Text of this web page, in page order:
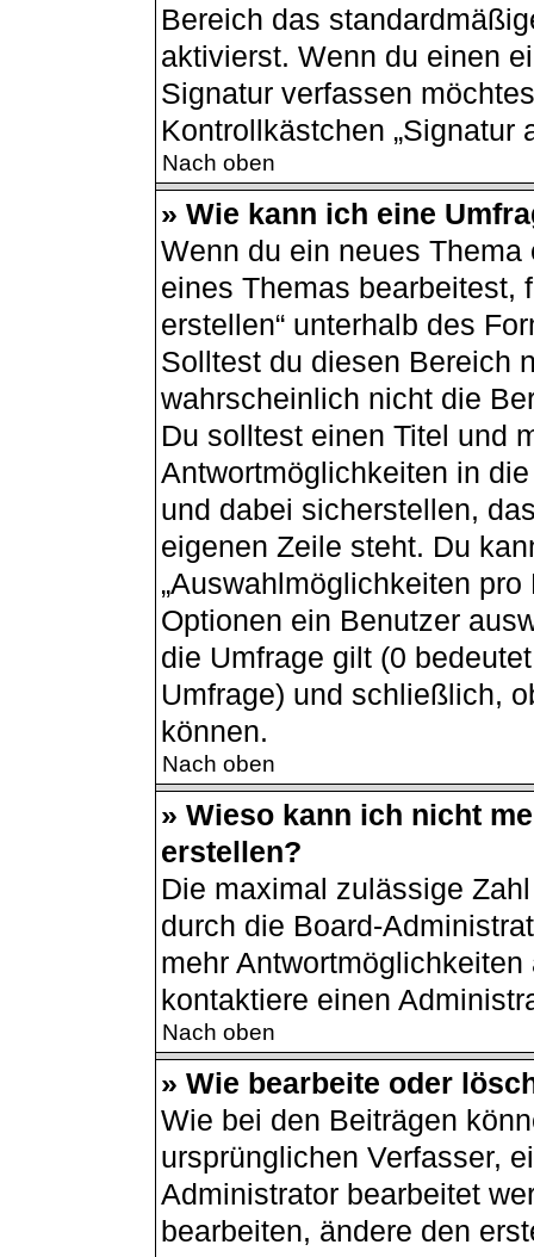
Bereich das
aktivierst. Wenn du einen
Signatur verfassen
Kontrollkästchen „Signatur
Nach oben
» Wie kann ich eine
Wenn du ein neues
eines Themas bearbeitest,
erstellen“ unterhalb des
Solltest du diesen Bereich
wahrscheinlich nicht die
Du solltest einen Titel und
Antwortmöglichkeiten in
und dabei sicherstellen,
eigenen Zeile steht. Du
„Auswahlmöglichkeiten
Optionen ein Benutzer
die Umfrage gilt (0
Umfrage) und schließlich,
können.
Nach oben
» Wieso kann ich nicht
erstellen?
Die maximal zulässige
durch die Board-
mehr
kontaktiere einen
Nach oben
» Wie bearbeite oder
Wie bei den Beiträgen
ursprünglichen Verfasser,
Administrator bearbeitet
bearbeiten, ändere den